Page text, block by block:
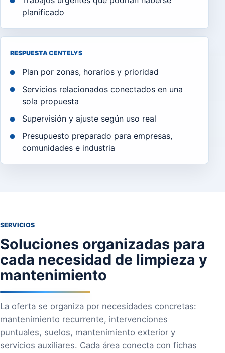
planificado
RESPUESTA CENTELYS
Plan por zonas, horarios y prioridad
Servicios relacionados conectados en una
sola propuesta
Supervisión y ajuste según uso real
Presupuesto preparado para empresas,
comunidades e industria
SERVICIOS
Soluciones organizadas para
cada necesidad de limpieza y
mantenimiento
La oferta se organiza por necesidades concretas:
mantenimiento recurrente, intervenciones
puntuales, suelos, mantenimiento exterior y
servicios auxiliares. Cada área conecta con fichas